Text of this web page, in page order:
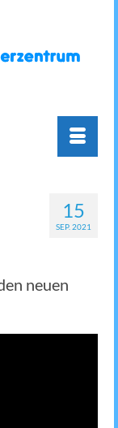
15
SEP. 2021
neuen